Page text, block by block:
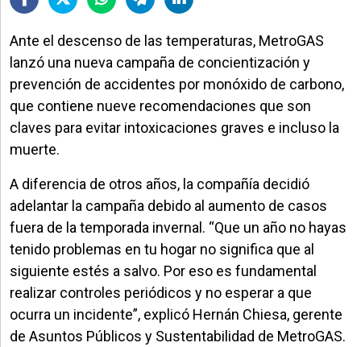
Ante el descenso de las temperaturas, MetroGAS
lanzó una nueva campaña de concientización y
prevención de accidentes por monóxido de carbono,
que contiene nueve recomendaciones que son
claves para evitar intoxicaciones graves e incluso la
muerte.
A diferencia de otros años, la compañía decidió
adelantar la campaña debido al aumento de casos
fuera de la temporada invernal. “Que un año no hayas
tenido problemas en tu hogar no significa que al
siguiente estés a salvo. Por eso es fundamental
realizar controles periódicos y no esperar a que
ocurra un incidente”, explicó Hernán Chiesa, gerente
de Asuntos Públicos y Sustentabilidad de MetroGAS.